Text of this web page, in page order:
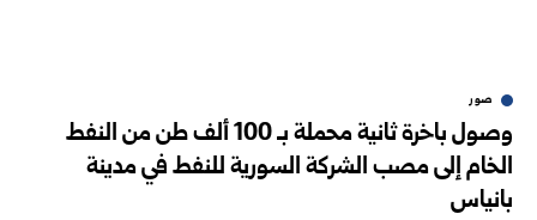
صور
وصول باخرة ثانية محملة بـ 100 ألف طن من النفط
الخام إلى مصب الشركة السورية للنفط في مدينة
بانياس